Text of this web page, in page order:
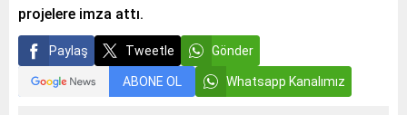
projelere imza attı.
Paylaş Tweetle Gönder
ABONE OL Whatsapp Kanalımız